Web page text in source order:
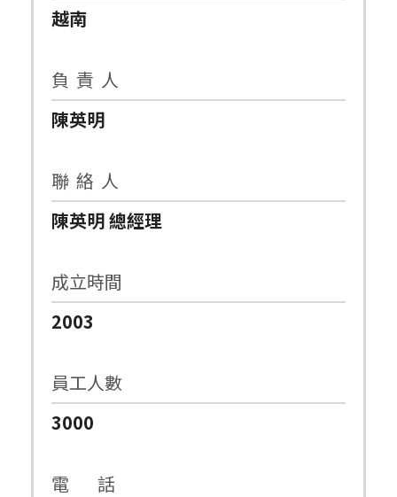
越南
負 責 人
陳英明
聯 絡 人
陳英明 總經理
成立時間
2003
員工人數
3000
電 話